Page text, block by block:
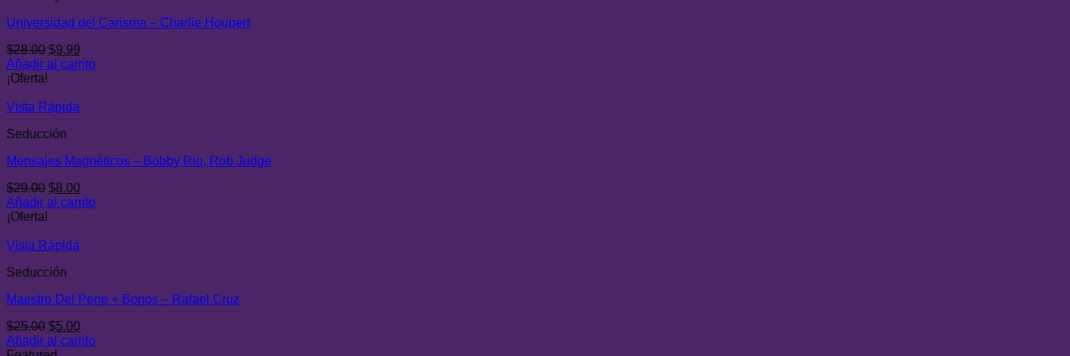
Universidad del Carisma – Charlie Houpert
$28.00 El
precio
$28.00.
$9.99
precio
Añadir al carrito
¡Oferta!
Vista Rápida
Seducción
Mensajes Magnéticos – Bobby Rio, Rob Judge
$29.00 El
precio
$29.00.
$8.00El
precio
Añadir al carrito
¡Oferta!
Vista Rápida
Seducción
Maestro Del Pene + Bonos – Rafael Cruz
$25.00 El
precio
$5.00El
precio
Añadir al carrito